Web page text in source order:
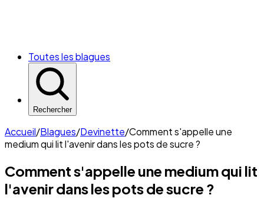
Toutes les blagues
Rechercher
Accueil/Blagues/Devinette/Comment s'appelle une
medium qui lit l'avenir dans les pots de sucre ?
Comment s'appelle une medium qui lit
l'avenir dans les pots de sucre ?